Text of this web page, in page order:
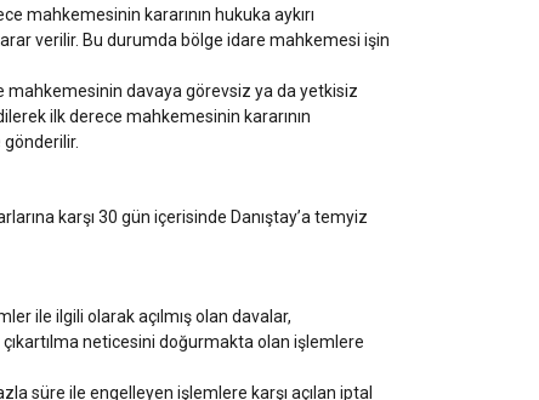
mahkemesinin kararının hukuka aykırı
verilir. Bu durumda bölge idare mahkemesi işin
mahkemesinin davaya görevsiz ya da yetkisiz
ilk derece mahkemesinin kararının
karşı 30 gün içerisinde Danıştay’a temyiz
ile ilgili olarak açılmış olan davalar,
neticesini doğurmakta olan işlemlere
süre ile engelleyen işlemlere karşı açılan iptal